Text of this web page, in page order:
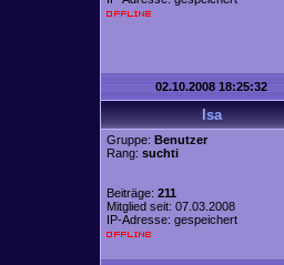
02.10.2008 18:25:32
Isa
Gruppe: Benutzer
Rang: suchti
Beiträge: 211
Mitglied seit: 07.03.2008
IP-Adresse: gespeichert